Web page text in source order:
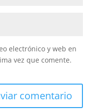
electrónico y web en
vez que comente.